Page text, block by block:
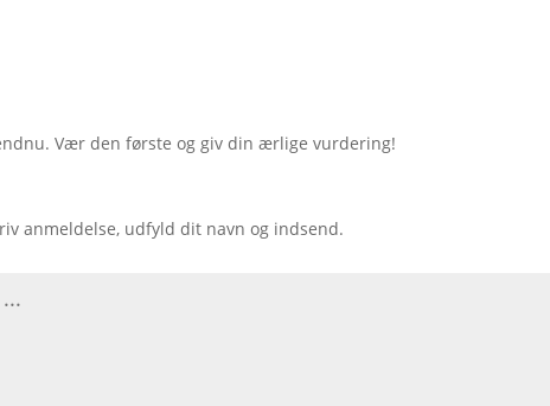
Vær den første og giv din ærlige vurdering!
anmeldelse, udfyld dit navn og indsend.